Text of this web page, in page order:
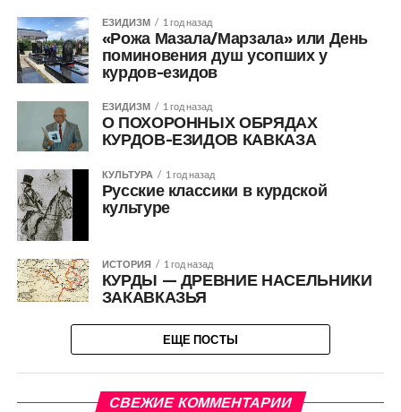
ЕЗИДИЗМ 1 год назад
«Рожа Мазала/Марзала» или День
поминовения душ усопших у
курдов-езидов
ЕЗИДИЗМ 1 год назад
О ПОХОРОННЫХ ОБРЯДАХ
КУРДОВ-ЕЗИДОВ КАВКАЗА
КУЛЬТУРА 1 год назад
Русские классики в курдской
культуре
ИСТОРИЯ 1 год назад
КУРДЫ — ДРЕВНИЕ НАСЕЛЬНИКИ
ЗАКАВКАЗЬЯ
ЕЩЕ ПОСТЫ
СВЕЖИЕ КОММЕНТАРИИ